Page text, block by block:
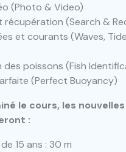
(Photo & Video)
récupération (Search &
et courants (Waves,
poissons (Fish
(Perfect Buoyancy)
le cours, les
:
15 ans : 30 m